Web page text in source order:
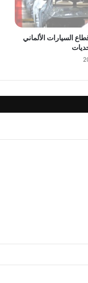
ع
ل
ا
ق
ا
ا
السيارات الألماني